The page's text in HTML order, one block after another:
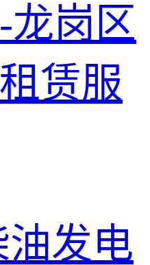
龙岗区
赁服